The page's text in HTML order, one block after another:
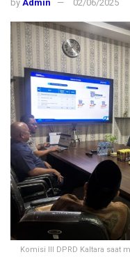
by Admin 02/06/2025
Komisi III DPRD Kaltara saat